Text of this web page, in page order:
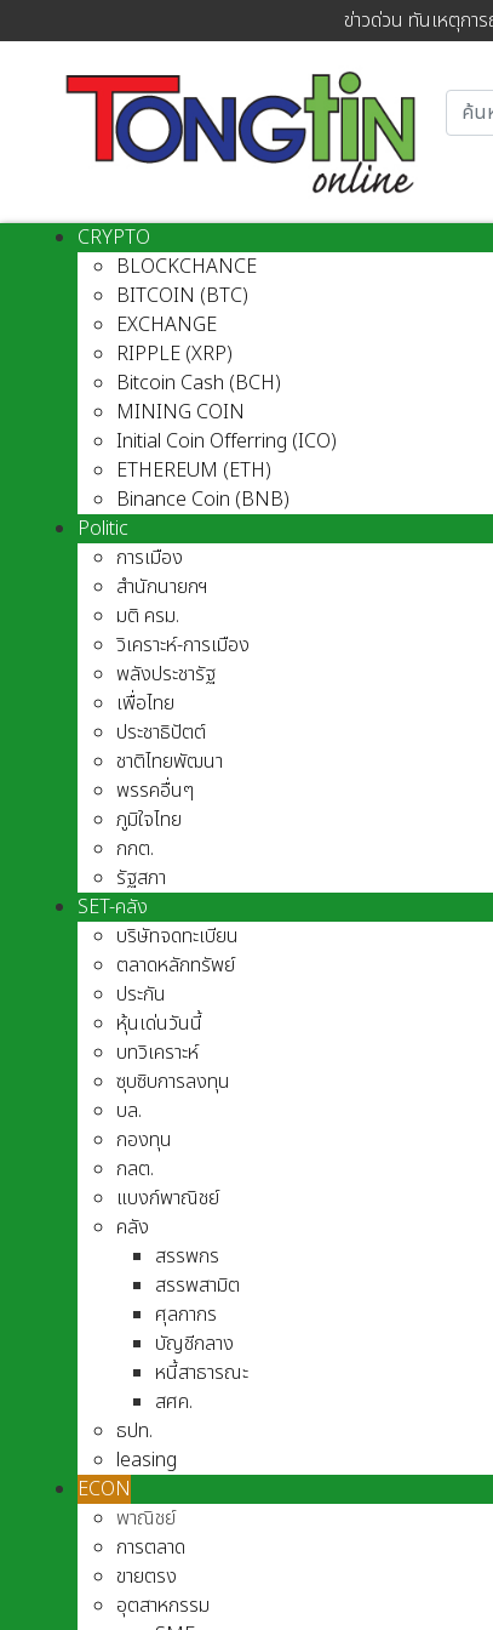
ข่าวด่วน ทันเหตุกา
CRYPTO
BLOCKCHANCE
BITCOIN (BTC)
EXCHANGE
RIPPLE (XRP)
Bitcoin Cash (BCH)
MINING COIN
Initial Coin Offerring (ICO)
ETHEREUM (ETH)
Binance Coin (BNB)
Politic
การเมือง
สำนักนายกฯ
มติ ครม.
วิเคราะห์-การเมือง
พลังประชารัฐ
เพื่อไทย
ประชาธิปัตต์
ชาติไทยพัฒนา
พรรคอื่นๆ
ภูมิใจไทย
กกต.
รัฐสภา
SET-คลัง
บริษัทจดทะเบียน
ตลาดหลักทรัพย์
ประกัน
หุ้นเด่นวันนี้
บทวิเคราะห์
ซุบซิบการลงทุน
บล.
กองทุน
กลต.
แบงก์พาณิชย์
คลัง
สรรพกร
สรรพสามิต
ศุลกากร
บัญชีกลาง
หนี้สาธารณะ
สศค.
ธปท.
leasing
ECON
พาณิชย์
การตลาด
ขายตรง
อุตสาหกรรม